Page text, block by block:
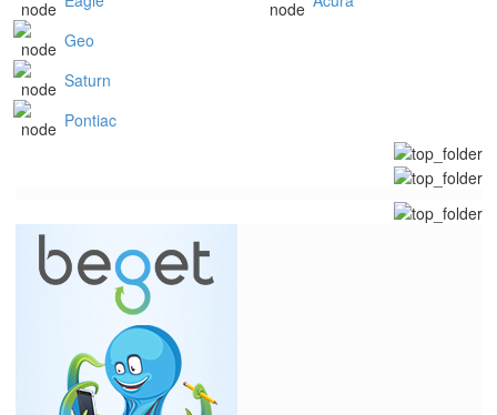
Geo
Saturn
Pontiac